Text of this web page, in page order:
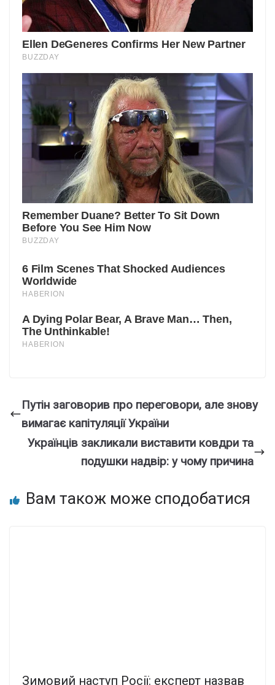
Путін заговорив про переговори, але знову
вимагає капітуляції України
Українців закликали виставити ковдри та
подушки надвір: у чому причина
Вам також може сподобатися
Зимовий наступ Росії: експерт назвав